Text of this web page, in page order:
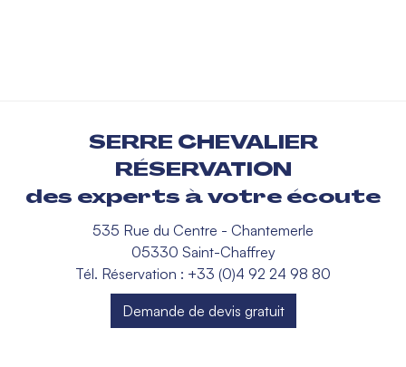
SERRE CHEVALIER
RÉSERVATION
des experts à votre écoute
535 Rue du Centre - Chantemerle
05330 Saint-Chaffrey
Tél. Réservation : +33 (0)4 92 24 98 80
Demande de devis gratuit